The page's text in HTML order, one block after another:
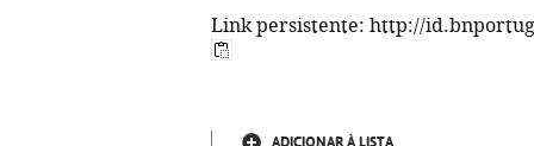
Link persistente: http://
ADICIONAR À LISTA